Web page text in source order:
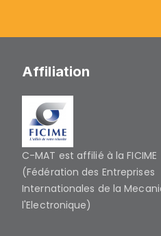
Affiliation
C-MAT est affilié à la FICIME
(Fédération des Entreprises
Internationales de la
l'Electronique)